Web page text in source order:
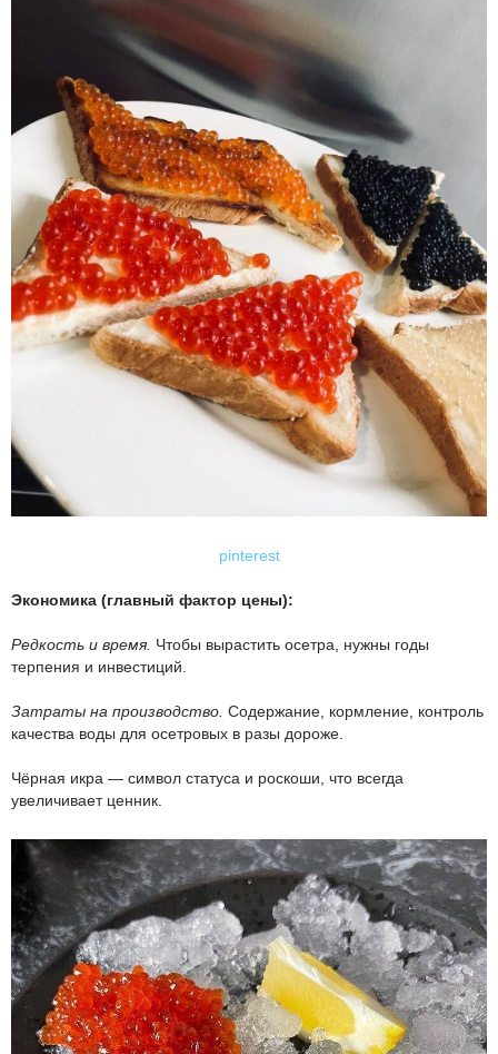
pinterest
Экономика (главный фактор цены):
Редкость и время. Чтобы вырастить осетра, нужны годы
терпения и инвестиций.
Затраты на производство. Содержание, кормление, контроль
качества воды для осетровых в разы дороже.
Чёрная икра — символ статуса и роскоши, что всегда
увеличивает ценник.